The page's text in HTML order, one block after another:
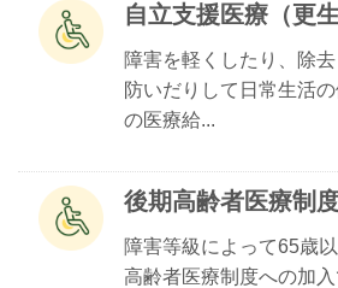
自立支援医療（更
障害を軽くしたり、除
防いだりして日常生活
の医療給...
後期高齢者医療制
障害等級によって65歳
高齢者医療制度への加